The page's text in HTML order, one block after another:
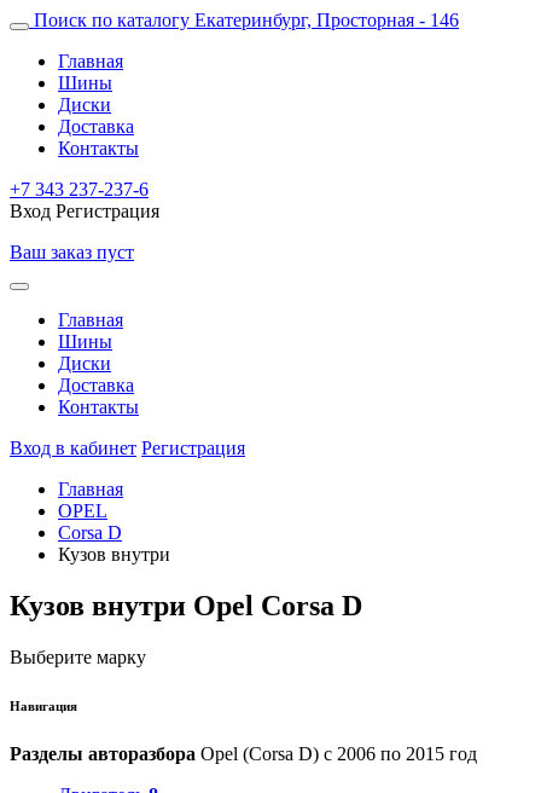
Поиск по каталогу Екатеринбург, Просторная - 146
Главная
Шины
Диски
Доставка
Контакты
+7 343 237-237-6
Вход Регистрация
Ваш заказ пуст
Главная
Шины
Диски
Доставка
Контакты
Вход в кабинет Регистрация
Главная
OPEL
Corsa D
Кузов внутри
Кузов внутри Opel Corsa D
Выберите марку
Навигация
Разделы авторазбора Opel (Corsa D) с 2006 по 2015 год